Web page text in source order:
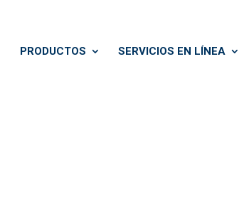
PRODUCTOS SERVICIOS EN LÍNEA